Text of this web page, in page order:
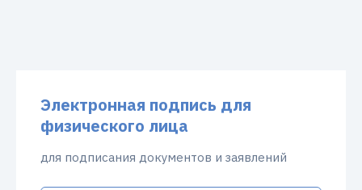
Электронная подпись для
физического лица
для подписания документов и заявлений